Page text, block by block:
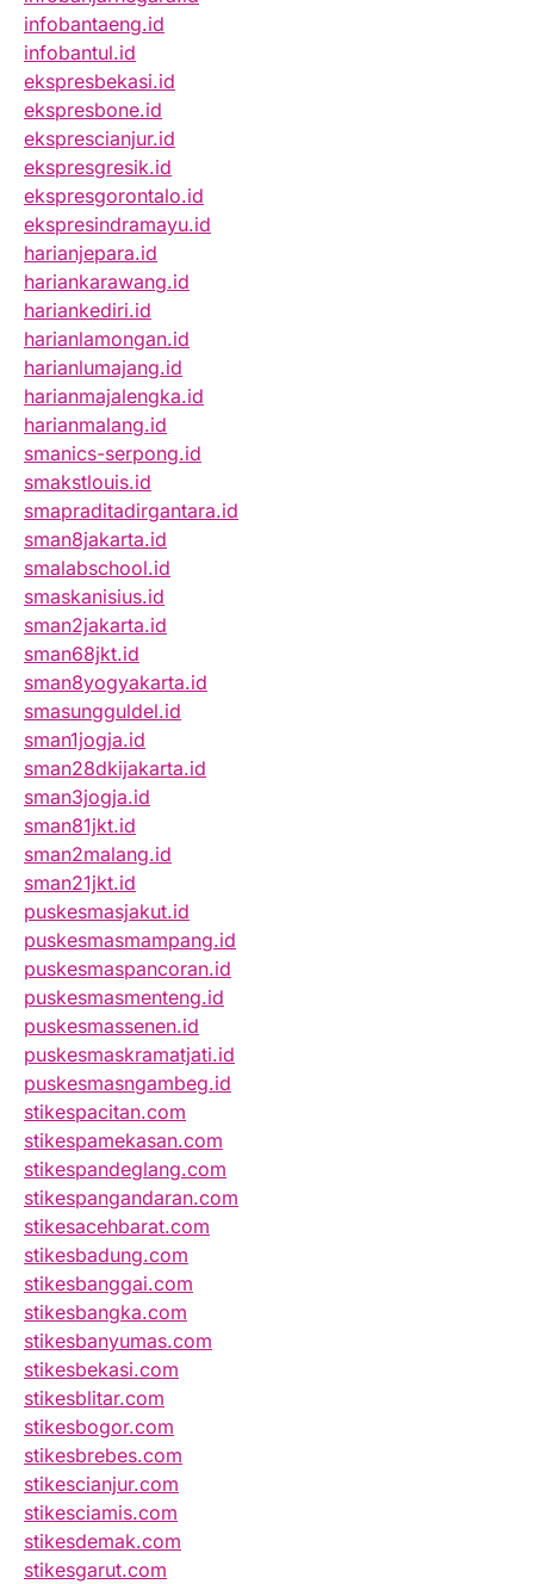
infobantaeng.id
infobantul.id
ekspresbekasi.id
ekspresbone.id
eksprescianjur.id
ekspresgresik.id
ekspresgorontalo.id
ekspresindramayu.id
harianjepara.id
hariankarawang.id
hariankediri.id
harianlamongan.id
harianlumajang.id
harianmajalengka.id
harianmalang.id
smanics-serpong.id
smakstlouis.id
smapraditadirgantara.id
sman8jakarta.id
smalabschool.id
smaskanisius.id
sman2jakarta.id
sman68jkt.id
sman8yogyakarta.id
smasungguldel.id
sman1jogja.id
sman28dkijakarta.id
sman3jogja.id
sman81jkt.id
sman2malang.id
sman21jkt.id
puskesmasjakut.id
puskesmasmampang.id
puskesmaspancoran.id
puskesmasmenteng.id
puskesmassenen.id
puskesmaskramatjati.id
puskesmasngambeg.id
stikespacitan.com
stikespamekasan.com
stikespandeglang.com
stikespangandaran.com
stikesacehbarat.com
stikesbadung.com
stikesbanggai.com
stikesbangka.com
stikesbanyumas.com
stikesbekasi.com
stikesblitar.com
stikesbogor.com
stikesbrebes.com
stikescianjur.com
stikesciamis.com
stikesdemak.com
stikesgarut.com